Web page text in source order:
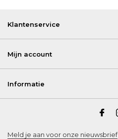
Klantenservice
Mijn account
Informatie
Meld je aan voor onze nieuwsbrief